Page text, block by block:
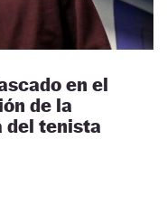
en el
de la
del tenista